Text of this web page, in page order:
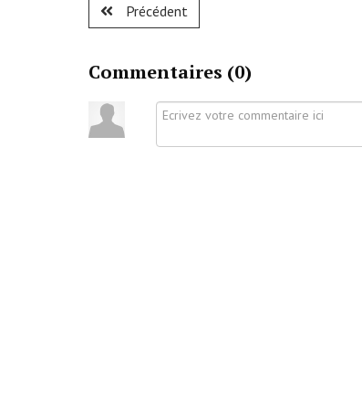
Précédent
Commentaires (0)